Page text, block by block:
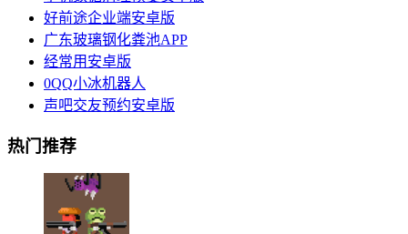
好前途企业端安卓版
广东玻璃钢化粪池APP
经常用安卓版
0QQ小冰机器人
声吧交友预约安卓版
热门推荐